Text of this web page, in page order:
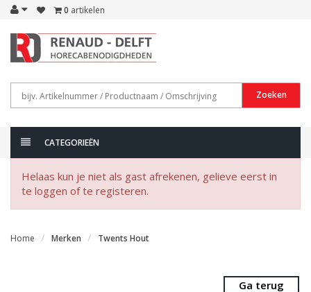
0 artikelen
Zoeken
CATEGORIEËN
Helaas kun je niet als gast afrekenen, gelieve eerst in
te loggen of te registeren.
Home Merken Twents Hout
Ga terug